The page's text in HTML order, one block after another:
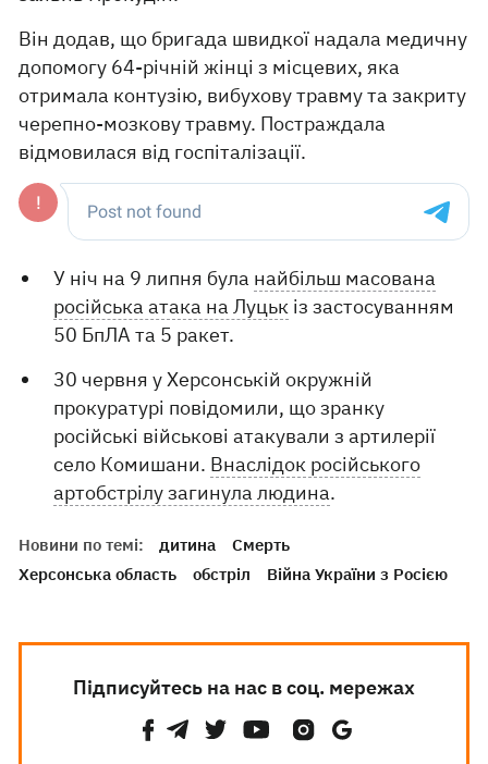
Він додав, що бригада швидкої надала медичну
допомогу 64-річній жінці з місцевих, яка
отримала контузію, вибухову травму та закриту
черепно-мозкову травму. Постраждала
відмовилася від госпіталізації.
У ніч на 9 липня була найбільш масована
російська атака на Луцьк із застосуванням
50 БпЛА та 5 ракет.
30 червня у Херсонській окружній
прокуратурі повідомили, що зранку
російські військові атакували з артилерії
село Комишани. Внаслідок російського
артобстрілу загинула людина.
Новини по темі: дитина
Смерть
Херсонська область
обстріл Війна України з Росією
Підписуйтесь на нас в соц. мережах